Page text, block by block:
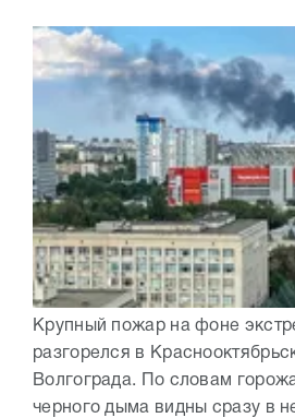
Крупный пожар на фоне
разгорелся в
Волгограда. По словам
черного дыма видны сразу в